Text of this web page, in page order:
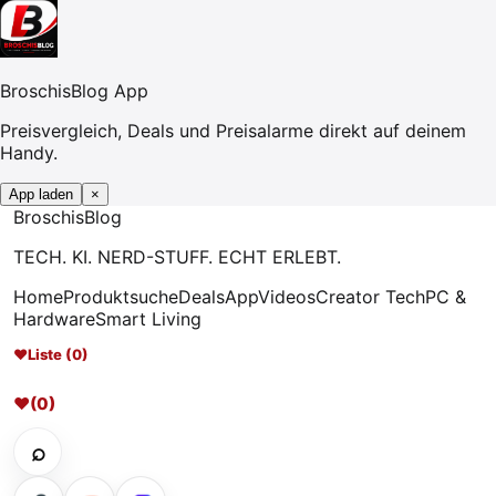
BroschisBlog App
Preisvergleich, Deals und Preisalarme direkt auf deinem
Handy.
App laden ×
BroschisBlog
TECH. KI. NERD-STUFF. ECHT ERLEBT.
HomeProduktsucheDealsAppVideosCreator TechPC &
HardwareSmart Living
♥Liste (0)
♥(0)
⌕